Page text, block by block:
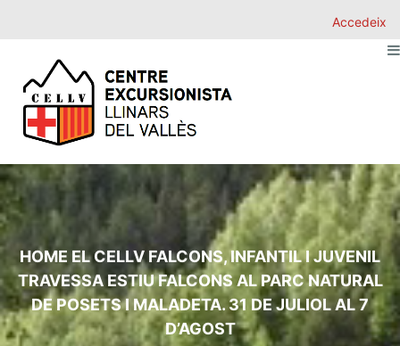
Accedeix
HOME EL CELLV FALCONS,INFANTIL I JUVENIL
TRAVESSA ESTIU FALCONS AL PARC NATURAL
DE POSETS I MALADETA. 31 DE JULIOL AL 7
D’AGOST